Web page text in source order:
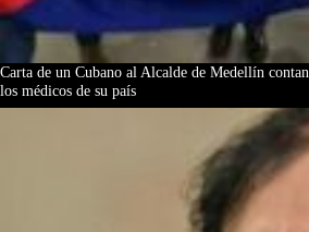
Carta de un Cubano al Alcalde de Medellín
los médicos de su país